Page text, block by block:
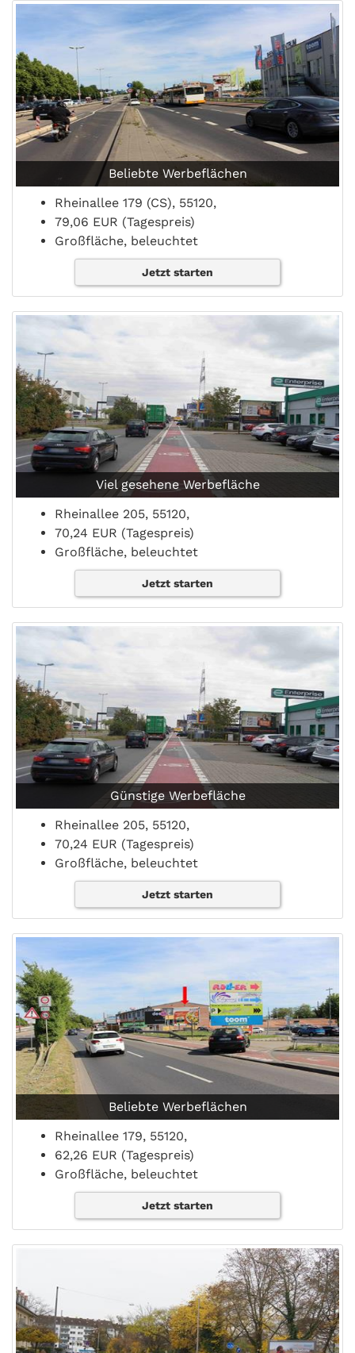
Beliebte Werbeflächen
Rheinallee 179 (CS), 55120,
79,06 EUR (Tagespreis)
Großfläche, beleuchtet
Jetzt starten
Viel gesehene Werbefläche
Rheinallee 205, 55120,
70,24 EUR (Tagespreis)
Großfläche, beleuchtet
Jetzt starten
Günstige Werbefläche
Rheinallee 205, 55120,
70,24 EUR (Tagespreis)
Großfläche, beleuchtet
Jetzt starten
Beliebte Werbeflächen
Rheinallee 179, 55120,
62,26 EUR (Tagespreis)
Großfläche, beleuchtet
Jetzt starten